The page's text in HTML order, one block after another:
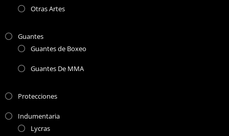
Otras Artes
Guantes
Guantes de Boxeo
Guantes De MMA
Protecciones
Indumentaria
Lycras